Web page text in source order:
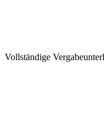
Vollständige